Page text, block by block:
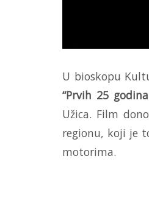
U bioskopu
“Prvih 25
Užica. Film
regionu, koji je
motorima.